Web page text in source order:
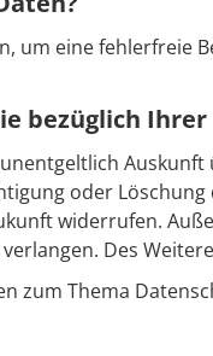
um eine fehlerfreie
bezüglich
oder
widerrufen.
Des
zum Thema